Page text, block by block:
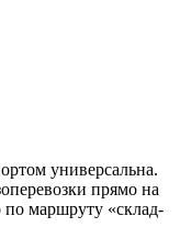
универсальна.
прямо на
по маршруту «склад-